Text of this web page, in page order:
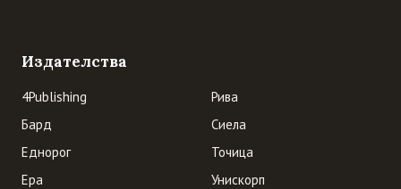
Издателства
4Publishing
Бард
Еднорог
Ера
Рива
Сиела
Точица
Унискорп